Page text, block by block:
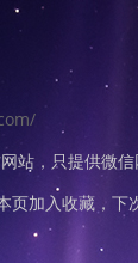
站，只提供微
页加入收藏，下